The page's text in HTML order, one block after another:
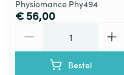
Physiomance Phy494
€ 56,00
Bestel